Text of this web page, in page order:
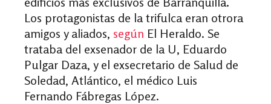
Los protagonistas de la trifulca eran otrora
amigos y aliados, según El Heraldo. Se
trataba del exsenador de la U, Eduardo
Pulgar Daza, y el exsecretario de Salud de
Soledad, Atlántico, el médico Luis
Fernando Fábregas López.